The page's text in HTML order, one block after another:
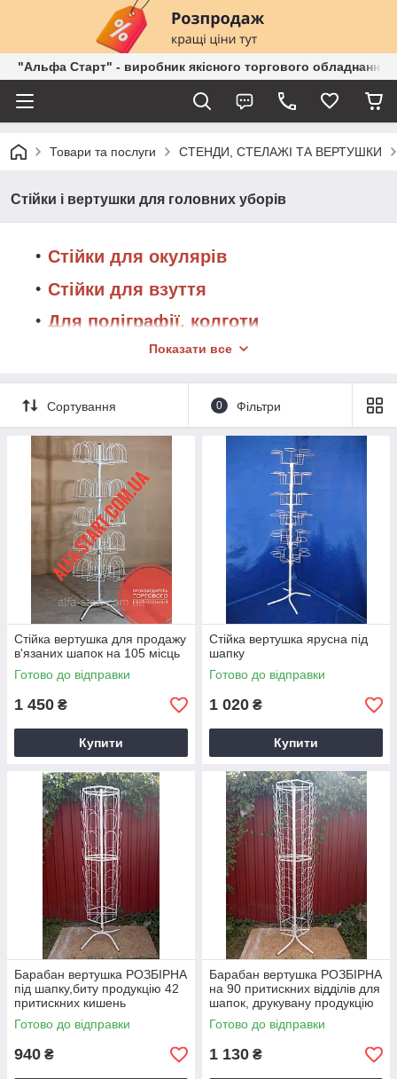
"Альфа Старт" - виробник якісного торгового обладнання
Товари та послуги СТЕНДИ, СТЕЛАЖІ ТА ВЕРТУШКИ
Стійки і вертушки для головних уборів
Стійки для окулярів
Стійки для взуття
Для поліграфії, колготи
Стійки для насіння, спецій
Контейнери для розпродажу
Універсальні вертушки
Універсальні стелажі
Показати все
Сортування 0 Фільтри
Стійка вертушка для продажу
в'язаних шапок на 105 місць
Готово до відправки
1 450 ₴
Купити
Стійка вертушка ярусна під
шапку
Готово до відправки
1 020 ₴
Купити
Барабан вертушка РОЗБІРНА
під шапку,биту продукцію 42
притискних кишень
Готово до відправки
940 ₴
Барабан вертушка РОЗБІРНА
на 90 притискних відділів для
шапок, друкувану продукцію
Готово до відправки
1 130 ₴